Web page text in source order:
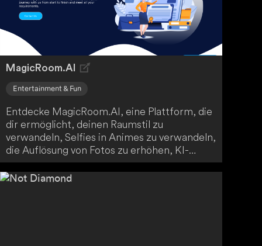
MagicRoom.AI
Entertainment & Fun
Entdecke MagicRoom.AI, eine Plattform, die
dir ermöglicht, deinen Raumstil zu
verwandeln, Selfies in Animes zu verwandeln,
die Auflösung von Fotos zu erhöhen, KI-
basierte Haar-Entwürfe zu erstellen und
Hausfassaden zu gestalten - alles mit Hilfe